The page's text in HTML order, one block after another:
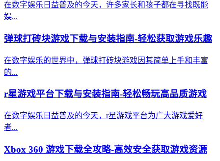
在数字娱乐日益普及的今天，许多家长和孩子都在寻找既能
娱...
弹球打砖块游戏下载与安装指南-轻松获取游戏乐趣
在数字娱乐的世界中，弹球打砖块游戏因其简单上手和丰富
的...
r星游戏平台下载与安装指南-轻松畅玩高品质游戏
在数字娱乐日益普及的今天，r星游戏平台为广大游戏爱好
者...
Xbox 360 游戏下载全攻略-高效安全获取游戏资源